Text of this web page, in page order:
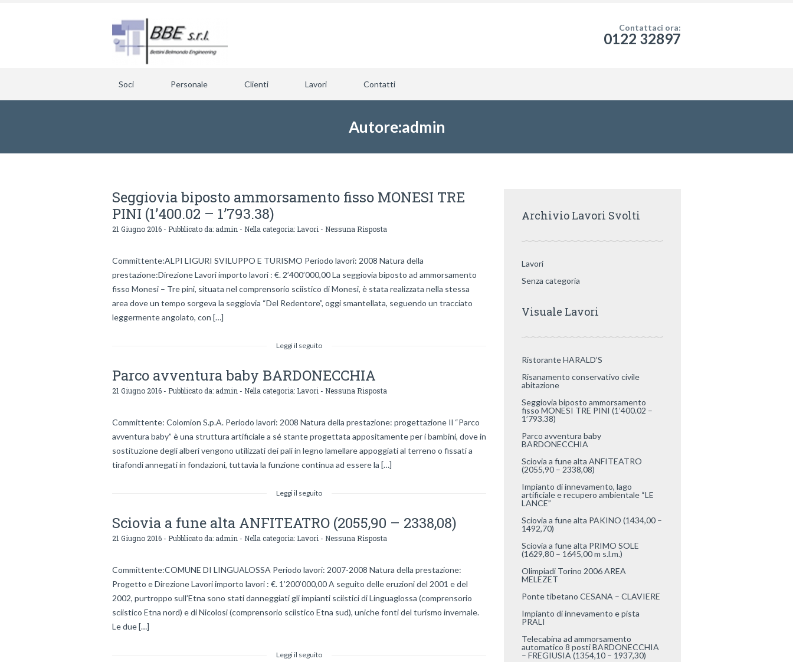
Contattaci ora:
0122 32897
Soci Personale Clienti Lavori Contatti
Autore:admin
Seggiovia biposto ammorsamento fisso MONESI TRE
PINI (1’400.02 – 1’793.38)
21 Giugno 2016 - Pubblicato da: admin - Nella categoria: Lavori - Nessuna Risposta
Committente:ALPI LIGURI SVILUPPO E TURISMO Periodo lavori: 2008 Natura della
prestazione:Direzione Lavori importo lavori : €. 2’400’000,00 La seggiovia biposto ad ammorsamento
fisso Monesi – Tre pini, situata nel comprensorio sciistico di Monesi, è stata realizzata nella stessa
area dove un tempo sorgeva la seggiovia “Del Redentore”, oggi smantellata, seguendo un tracciato
leggermente angolato, con […]
Leggi il seguito
Parco avventura baby BARDONECCHIA
21 Giugno 2016 - Pubblicato da: admin - Nella categoria: Lavori - Nessuna Risposta
Committente: Colomion S.p.A. Periodo lavori: 2008 Natura della prestazione: progettazione Il “Parco
avventura baby” è una struttura artificiale a sé stante progettata appositamente per i bambini, dove in
sostituzione degli alberi vengono utilizzati dei pali in legno lamellare appoggiati al terreno o fissati a
tirafondi annegati in fondazioni, tuttavia la funzione continua ad essere la […]
Leggi il seguito
Sciovia a fune alta ANFITEATRO (2055,90 – 2338,08)
21 Giugno 2016 - Pubblicato da: admin - Nella categoria: Lavori - Nessuna Risposta
Committente:COMUNE DI LINGUALOSSA Periodo lavori: 2007-2008 Natura della prestazione:
Progetto e Direzione Lavori importo lavori : €. 1’200’000,00 A seguito delle eruzioni del 2001 e del
2002, purtroppo sull’Etna sono stati danneggiati gli impianti sciistici di Linguaglossa (comprensorio
sciistico Etna nord) e di Nicolosi (comprensorio sciistico Etna sud), uniche fonti del turismo invernale.
Le due […]
Leggi il seguito
Archivio Lavori Svolti
Lavori
Senza categoria
Visuale Lavori
Ristorante HARALD’S
Risanamento conservativo civile
abitazione
Seggiovia biposto ammorsamento
fisso MONESI TRE PINI (1’400.02 –
1’793.38)
Parco avventura baby
BARDONECCHIA
Sciovia a fune alta ANFITEATRO
(2055,90 – 2338,08)
Impianto di innevamento, lago
artificiale e recupero ambientale “LE
LANCE”
Sciovia a fune alta PAKINO (1434,00 –
1492,70)
Sciovia a fune alta PRIMO SOLE
(1629,80 – 1645,00 m s.l.m.)
Olimpiadi Torino 2006 AREA
MELEZET
Ponte tibetano CESANA – CLAVIERE
Impianto di innevamento e pista
PRALI
Telecabina ad ammorsamento
automatico 8 posti BARDONECCHIA
– FREGIUSIA (1354,10 – 1937,30)